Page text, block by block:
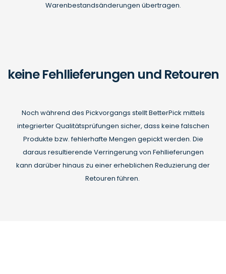
Warenbestandsänderungen übertragen.
keine Fehllieferungen und Retouren
Noch während des Pickvorgangs stellt BetterPick mittels
integrierter Qualitätsprüfungen sicher, dass keine falschen
Produkte bzw. fehlerhafte Mengen gepickt werden. Die
daraus resultierende Verringerung von Fehllieferungen
kann darüber hinaus zu einer erheblichen Reduzierung der
Retouren führen.